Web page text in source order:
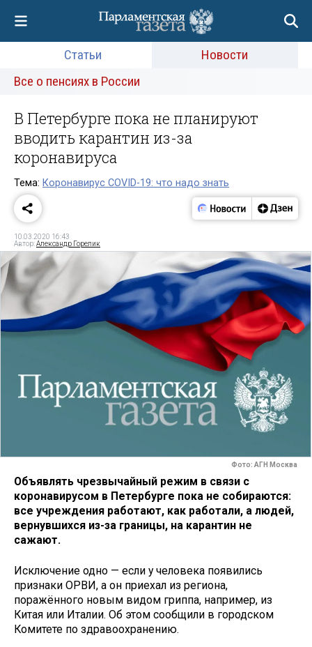
Статьи
Новости
Все о пенсиях в России
В Петербурге пока не планируют
вводить карантин из-за
коронавируса
Тема: Коронавирус COVID-19: что надо знать
10.03.2020 16:43
Автор:Александр Горелик
Фото: АГН Москва
Объявлять чрезвычайный режим в связи с
коронавирусом в Петербурге пока не собираются:
все учреждения работают, как работали, а людей,
вернувшихся из-за границы, на карантин не
сажают.
Исключение одно — если у человека появились
признаки ОРВИ, а он приехал из региона,
поражённого новым видом гриппа, например, из
Китая или Италии. Об этом сообщили в городском
Комитете по здравоохранению.